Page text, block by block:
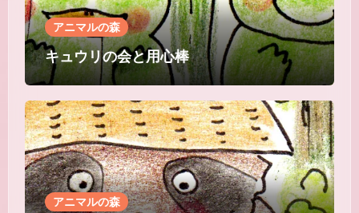
アニマルの森
キュウリの会と用心棒
アニマルの森